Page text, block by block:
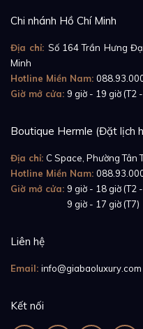
cô khi theo dõi. Toàn
trải nghiệm đeo thoải
Chi nhánh Hồ Chí Minh
Địa chỉ: Số 164 Trần Hưng
Minh
Hotline Miền Nam:
Giờ mở cửa: 9 giờ - 19 giờ (T2
Boutique Hermle (Đặt lịch
Địa chỉ: C Space, Phường Tân
Hotline Miền Nam:
Giờ mở cửa: 9 giờ - 18 giờ (T2
9 giờ - 17 giờ (T7)
Liên hệ
Email: info@giabaoluxury.com
Kết nối